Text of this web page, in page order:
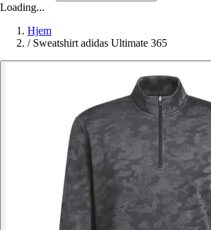
Loading...
Hjem
/ Sweatshirt adidas Ultimate 365